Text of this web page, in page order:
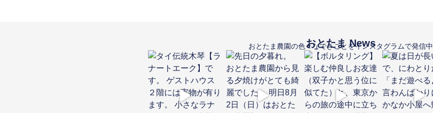
おとたま News
おとたま農園の色々なできごとをインスタグラムで発信中